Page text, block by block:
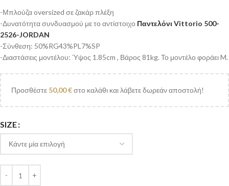
-Μπλούζα oversized σε ζακάρ πλέξη
-Δυνατότητα συνδυασμού με το αντίστοιχο Παντελόνι Vittorio 500-
2526-JORDAN
-Σύνθεση: 50%RG43%PL7%SP
-Διαστάσεις μοντέλου: Ύψος 1.85cm , Βάρος 81kg. Το μοντέλο φοράει M.
Προσθέστε 50,00€στο καλάθι και λάβετε δωρεάν αποστολή!
SIZE